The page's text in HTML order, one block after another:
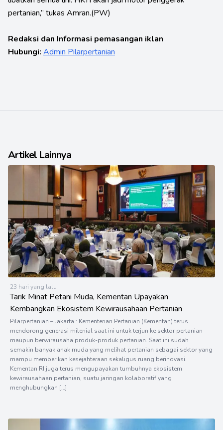
pertanian,” tukas Amran.(PW)
Redaksi dan Informasi pemasangan iklan
Hubungi: Admin Pilarpertanian
Artikel Lainnya
23 hari yang lalu
Tarik Minat Petani Muda, Kementan Upayakan
Kembangkan Ekosistem Kewirausahaan Pertanian
Pilarpertanian – Jakarta : Kementerian Pertanian (Kementan) terus
mendorong generasi milenial saat ini untuk terjun ke sektor pertanian
maupun berwirausaha produk-produk pertanian. Saat ini sudah
semakin banyak anak muda yang melihat pertanian sebagai sektor yang
mampu memberikan kesejahteraan sekaligus ruang berinovasi.
Kementan RI juga terus mengupayakan tumbuhnya ekosistem
kewirausahaan pertanian, suatu jaringan kolaboratif yang
menghubungkan […]